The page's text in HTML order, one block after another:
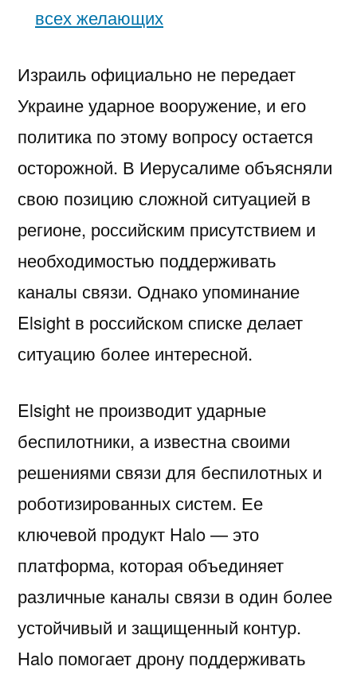
всех желающих
Израиль официально не передает
Украине ударное вооружение, и его
политика по этому вопросу остается
осторожной. В Иерусалиме объясняли
свою позицию сложной ситуацией в
регионе, российским присутствием и
необходимостью поддерживать
каналы связи. Однако упоминание
Elsight в российском списке делает
ситуацию более интересной.
Elsight не производит ударные
беспилотники, а известна своими
решениями связи для беспилотных и
роботизированных систем. Ее
ключевой продукт Halo — это
платформа, которая объединяет
различные каналы связи в один более
устойчивый и защищенный контур.
Halo помогает дрону поддерживать